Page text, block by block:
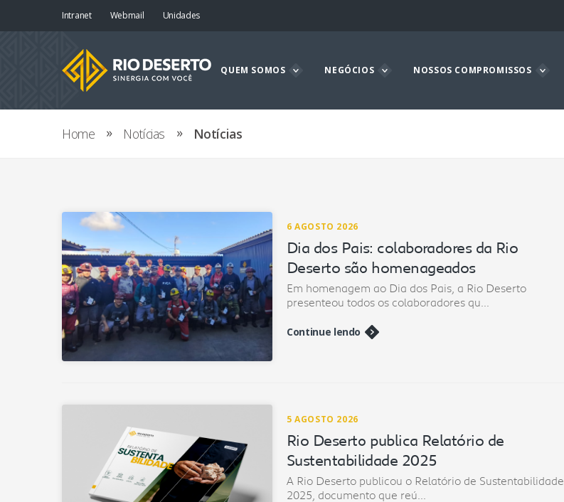
Intranet Webmail Unidades
QUEM SOMOS NEGÓCIOS NOSSOS COMPROMISSOS
Home Notícias Notícias
6 AGOSTO 2026
Dia dos Pais: colaboradores da Rio
Deserto são homenageados
Em homenagem ao Dia dos Pais, a Rio Deserto
presenteou todos os colaboradores qu...
Continue lendo
5 AGOSTO 2026
Rio Deserto publica Relatório de
Sustentabilidade 2025
A Rio Deserto publicou o Relatório de Sustentabilidade
2025, documento que reú...